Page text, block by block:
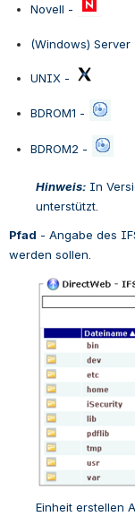
Novell -
(Windows) Server
UNIX -
BDROM1 -
BDROM2 -
Hinweis: In
unterstützt.
Pfad - Angabe des
werden sollen.
Einheit erstellen